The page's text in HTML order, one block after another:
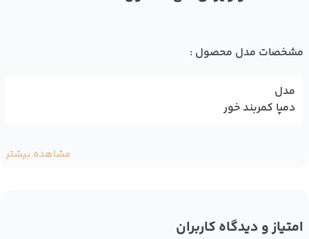
مشخصات مدل محصول :
مدل
دمپا کمربند خور
مشاهده بیشتر
امتیاز و دیدگاه کاربران